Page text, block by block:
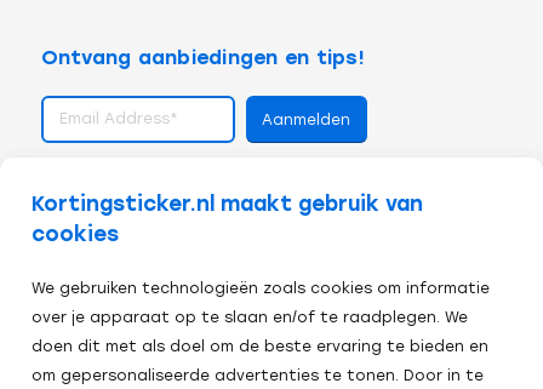
Kortingsticker.nl maakt gebruik van
cookies
We gebruiken technologieën zoals cookies om informatie
over je apparaat op te slaan en/of te raadplegen. We
doen dit met als doel om de beste ervaring te bieden en
om gepersonaliseerde advertenties te tonen. Door in te
Ontvang aanbiedingen en tips!